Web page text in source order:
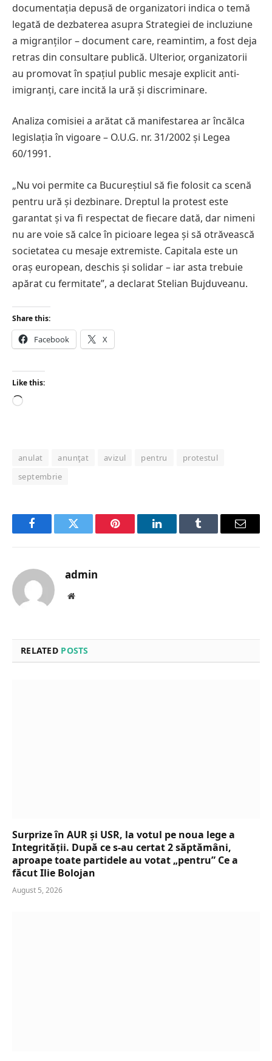
documentația depusă de organizatori indica o temă
legată de dezbaterea asupra Strategiei de incluziune
a migranților – document care, reamintim, a fost deja
retras din consultare publică. Ulterior, organizatorii
au promovat în spațiul public mesaje explicit anti-
imigranți, care incită la ură și discriminare.
Analiza comisiei a arătat că manifestarea ar încălca
legislația în vigoare – O.U.G. nr. 31/2002 și Legea
60/1991.
„Nu voi permite ca Bucureștiul să fie folosit ca scenă
pentru ură și dezbinare. Dreptul la protest este
garantat și va fi respectat de fiecare dată, dar nimeni
nu are voie să calce în picioare legea și să otrăvească
societatea cu mesaje extremiste. Capitala este un
oraș european, deschis și solidar – iar asta trebuie
apărat cu fermitate”, a declarat Stelian Bujduveanu.
Share this:
Facebook X
Like this:
Loading…
anulat anunţat avizul pentru
protestul
septembrie
FacebookTwitter Pinterest LinkedInTumblr Email
admin
Website
RELATED POSTS
Surprize în AUR și USR, la votul pe noua lege a
Integrității. După ce s-au certat 2 săptămâni,
aproape toate partidele au votat „pentru” Ce a
făcut Ilie Bolojan
August 5, 2026